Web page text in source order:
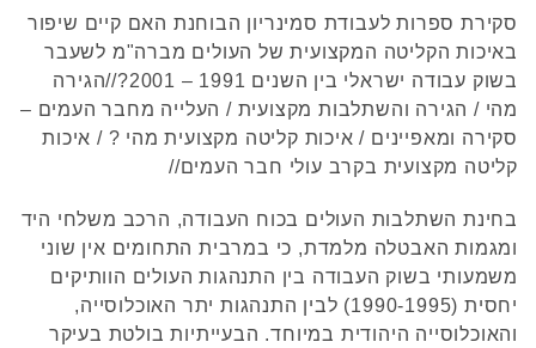
סקירת ספרות לעבודת סמינריון הבוחנת האם קיים שיפור
באיכות הקליטה המקצועית של העולים מברה"מ לשעבר
בשוק עבודה ישראלי בין השנים 1991 – 2001?//הגירה
מהי / הגירה והשתלבות מקצועית / העלייה מחבר העמים –
סקירה ומאפיינים / איכות קליטה מקצועית מהי ? / איכות
קליטה מקצועית בקרב עולי חבר העמים//
בחינת השתלבות העולים בכוח העבודה, הרכב משלחי היד
ומגמות האבטלה מלמדת, כי במרבית התחומים אין שוני
משמעותי בשוק העבודה בין התנהגות העולים הוותיקים
יחסית (1990-1995) לבין התנהגות יתר האוכלוסייה,
והאוכלוסייה היהודית במיוחד. הבעייתיות בולטת בעיקר